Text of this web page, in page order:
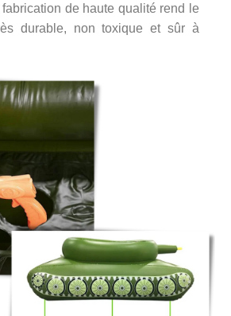
de haute qualité rend le
durable, non toxique et sûr à